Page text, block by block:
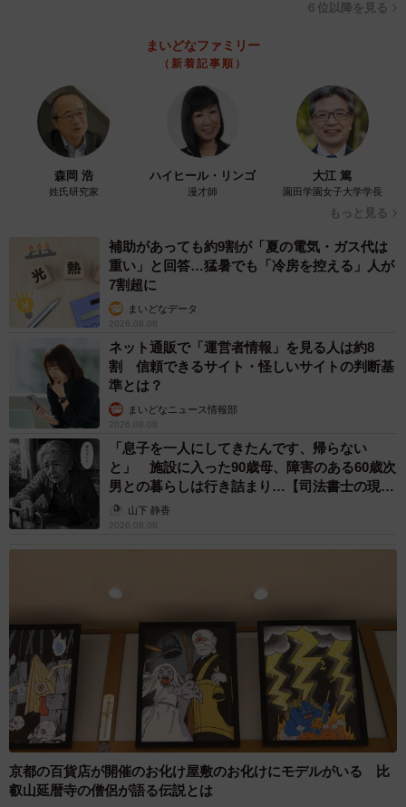
６位以降を見る
まいどなファミリー
（新着記事順）
森岡 浩
姓氏研究家
ハイヒール・リンゴ
漫才師
大江 篤
園田学園女子大学学長
もっと見る
補助があっても約9割が「夏の電気・ガス代は
重い」と回答…猛暑でも「冷房を控える」人が
7割超に
まいどなデータ
2026.08.08
ネット通販で「運営者情報」を見る人は約8
割 信頼できるサイト・怪しいサイトの判断基
準とは？
まいどなニュース情報部
2026.08.08
「息子を一人にしてきたんです、帰らない
と」 施設に入った90歳母、障害のある60歳次
男との暮らしは行き詰まり…【司法書士の現場
から】山下 静香
2026.08.08
京都の百貨店が開催のお化け屋敷のお化けにモデルがいる 比
叡山延暦寺の僧侶が語る伝説とは